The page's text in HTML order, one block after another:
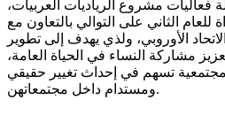
فعاليات مشروع الرياديات العربيات،
الثاني على التوالي بالتعاون مع
الأوروبي، ولذي يهدف إلى تطوير
مشاركة النساء في الحياة العامة،
تسهم في إحداث تغيير حقيقي
ومستدام داخل مجتمعاتهن.